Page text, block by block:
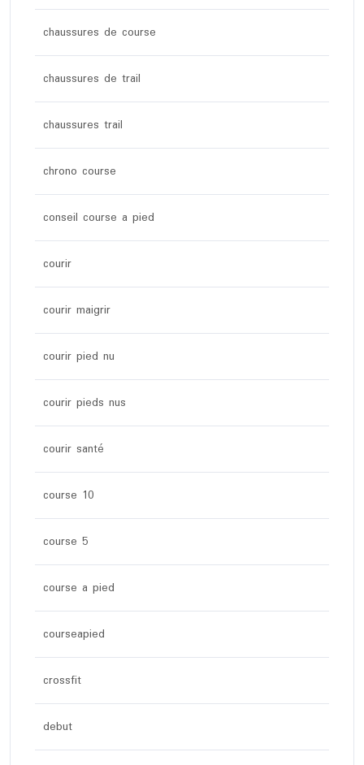
chaussures de course
chaussures de trail
chaussures trail
chrono course
conseil course a pied
courir
courir maigrir
courir pied nu
courir pieds nus
courir santé
course 10
course 5
course a pied
courseapied
crossfit
debut